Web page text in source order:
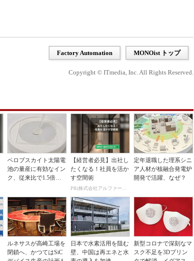
Factory Automation MONOist トップ
Copyright © ITmedia, Inc. All Rights Reserved.
ペロブスカイト太陽電
池の量産に有効なイン
ク、従来比で1.5倍の
【経営者必見】出社し
たくなる！社員を活か
す空間術
PR(株式会社アルファーテクノ)
定年退職した理系シニ
ア人材が核融合発電炉
開発で活躍、なぜ？
ルネサスが高崎工場を
閉鎖へ、かつてはSiC
日本で水素活用を阻む
壁、中国は再エネと水
新型コロナで深刻なマ
スク不足を3Dプリン